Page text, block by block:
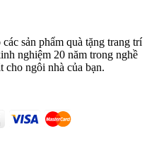
sản phẩm quà tặng trang trí
nghiệm 20 năm trong nghề
cho ngôi nhà của bạn.